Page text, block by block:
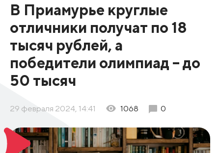
В Приамурье круглые
отличники получат по 18
тысяч рублей, а
победители олимпиад – до
50 тысяч
29 февраля 2024, 14:41 1068 0